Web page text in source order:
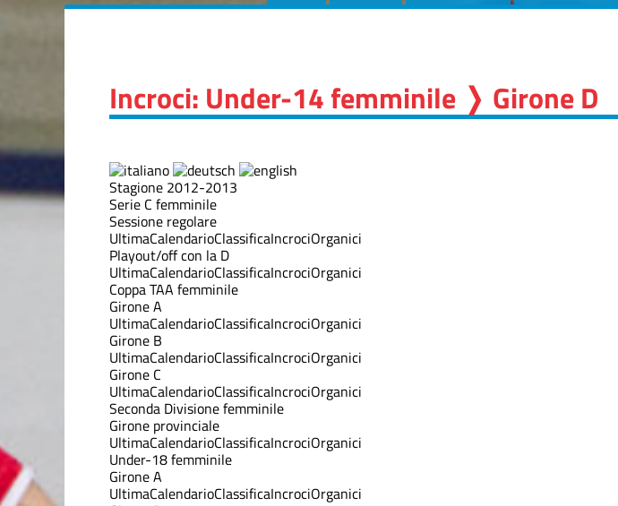
Incroci: Under-14 femminile ❭ Girone D
Stagione 2012-2013
Serie C femminile
Sessione regolare
UltimaCalendarioClassificaIncrociOrganici
Playout/off con la D
UltimaCalendarioClassificaIncrociOrganici
Coppa TAA femminile
Girone A
UltimaCalendarioClassificaIncrociOrganici
Girone B
UltimaCalendarioClassificaIncrociOrganici
Girone C
UltimaCalendarioClassificaIncrociOrganici
Seconda Divisione femminile
Girone provinciale
UltimaCalendarioClassificaIncrociOrganici
Under-18 femminile
Girone A
UltimaCalendarioClassificaIncrociOrganici